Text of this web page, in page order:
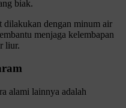
biak.
dilakukan dengan minum air
menjaga kelembapan
liur.
alami lainnya adalah